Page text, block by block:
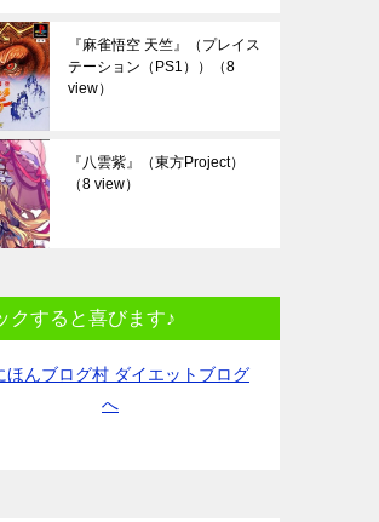
『麻雀悟空 天竺』（プレイス
テーション（PS1））
（8
view）
『八雲紫』（東方Project）
（8 view）
クすると喜びます♪